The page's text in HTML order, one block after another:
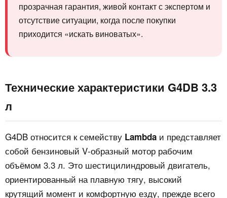
прозрачная гарантия, живой контакт с экспертом и
отсутствие ситуации, когда после покупки
приходится «искать виноватых».
Технические характеристики G4DB 3.3
л
G4DB относится к семейству Lambda и представляет
собой бензиновый V‑образный мотор рабочим
объёмом 3.3 л. Это шестицилиндровый двигатель,
ориентированный на плавную тягу, высокий
крутящий момент и комфортную езду, прежде всего